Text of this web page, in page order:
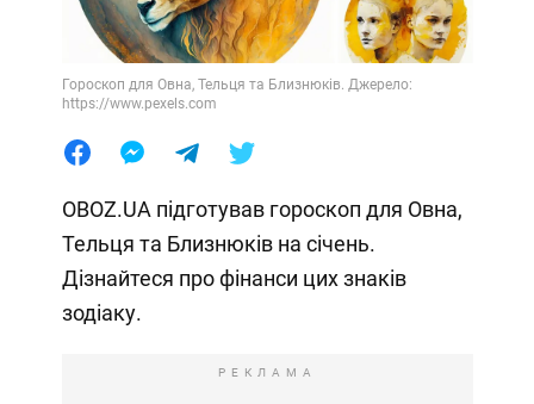
Гороскоп для Овна, Тельця та Близнюків. Джерело:
https://www.pexels.com
OBOZ.UA підготував гороскоп для Овна,
Тельця та Близнюків на січень.
Дізнайтеся про фінанси цих знаків
зодіаку.
РЕКЛАМА